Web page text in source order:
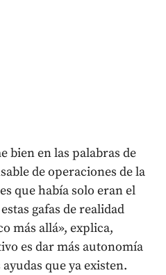
bien en las palabras de
de operaciones de la
que había solo eran el
gafas de realidad
más allá», explica,
es dar más autonomía
que ya existen.